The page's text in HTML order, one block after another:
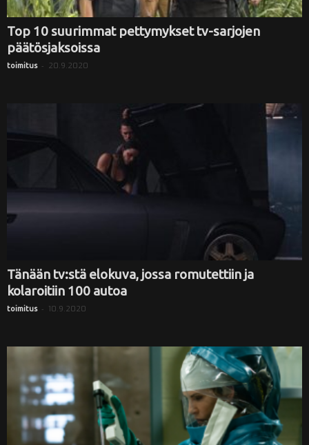
Top 10 suurimmat pettymykset tv-sarjojen
päätösjaksoissa
toimitus - 20.9.2020
Tänään tv:stä elokuva, jossa romutettiin ja
kolaroitiin 100 autoa
toimitus - 10.9.2020